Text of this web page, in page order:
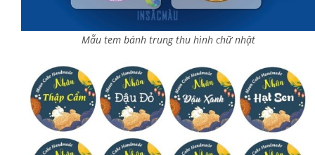
Mẫu tem bánh trung thu hình chữ nhật